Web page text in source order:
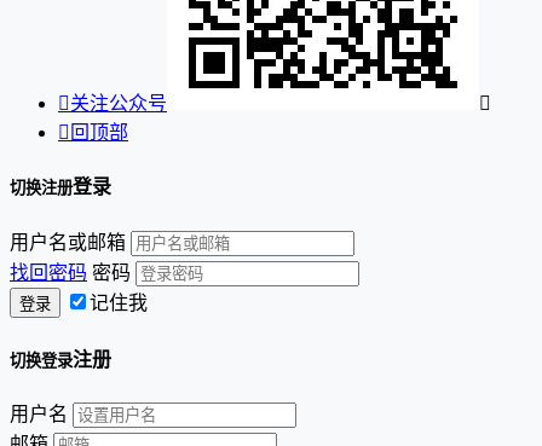
关注公众号

 回顶部
切换注册登录
用户名或邮箱
找回密码 密码
记住我
切换登录注册
用户名